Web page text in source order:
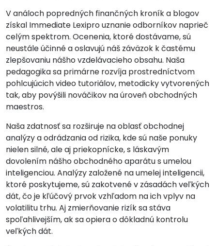
V análoch popredných finančných kroník a blogov
získal Immediate Lexipro uznanie odborníkov naprieč
celým spektrom. Ocenenia, ktoré dostávame, sú
neustále účinné a oslavujú náš záväzok k častému
zlepšovaniu nášho vzdelávacieho obsahu. Naša
pedagogika sa primárne rozvíja prostredníctvom
pohlcujúcich video tutoriálov, metodicky vytvorených
tak, aby povýšili nováčikov na úroveň obchodných
maestros.
Naša zdatnosť sa rozširuje na oblasť obchodnej
analýzy a odrádzania od rizika, kde sú naše ponuky
nielen silné, ale aj priekopnícke, s láskavým
dovolením nášho obchodného aparátu s umelou
inteligenciou. Analýzy založené na umelej inteligencii,
ktoré poskytujeme, sú zakotvené v zásadách veľkých
dát, čo je kľúčový prvok vzhľadom na ich vplyv na
volatilitu trhu. Aj zmierňovanie rizík sa stáva
spoľahlivejším, ak sa opiera o dôkladnú kontrolu
veľkých dát.